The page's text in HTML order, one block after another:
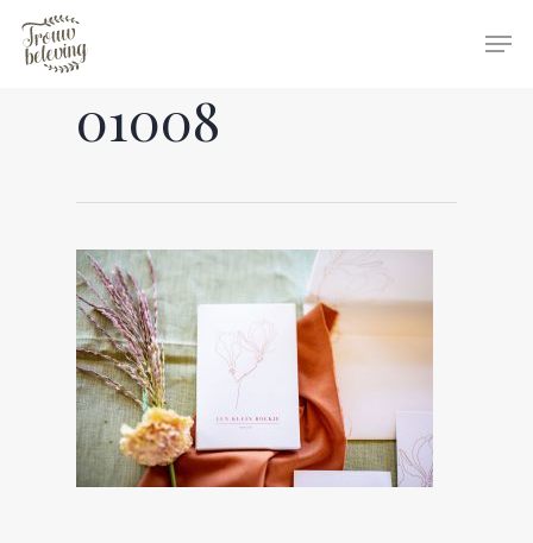
Hit enter to search or ESC to close
01008